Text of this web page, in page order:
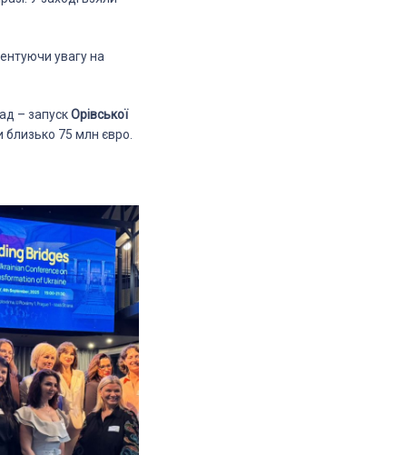
увагу на
– запускОрівської
близько 75 млн євро.